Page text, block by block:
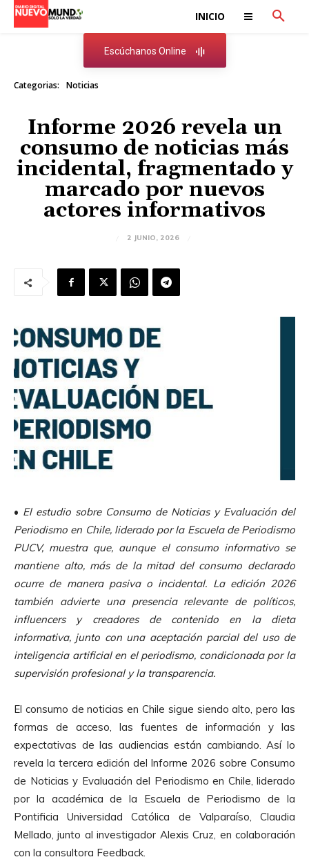
INICIO
Escúchanos Online
Categorias: Noticias
Informe 2026 revela un
consumo de noticias más
incidental, fragmentado y
marcado por nuevos
actores informativos
2 JUNIO, 2026
• El estudio sobre Consumo de Noticias y Evaluación del
Periodismo en Chile, liderado por la Escuela de Periodismo
PUCV, muestra que, aunque el consumo informativo se
mantiene alto, más de la mitad del consumo declarado
ocurre de manera pasiva o incidental. La edición 2026
también advierte una presencia relevante de políticos,
influencers y creadores de contenido en la dieta
informativa, junto con una aceptación parcial del uso de
inteligencia artificial en el periodismo, condicionada por la
supervisión profesional y la transparencia.
El consumo de noticias en Chile sigue siendo alto, pero las
formas de acceso, las fuentes de información y las
expectativas de las audiencias están cambiando. Así lo
revela la tercera edición del Informe 2026 sobre Consumo
de Noticias y Evaluación del Periodismo en Chile, liderado
por la académica de la Escuela de Periodismo de la
Pontificia Universidad Católica de Valparaíso, Claudia
Mellado, junto al investigador Alexis Cruz, en colaboración
con la consultora Feedback.